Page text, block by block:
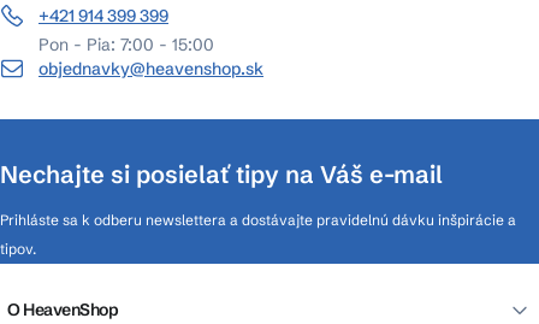
+421 914 399 399
Pon - Pia: 7:00 - 15:00
objednavky@heavenshop.sk
Nechajte si posielať tipy na Váš e-mail
Prihláste sa k odberu newslettera a dostávajte pravidelnú dávku inšpirácie a
tipov.
O HeavenShop